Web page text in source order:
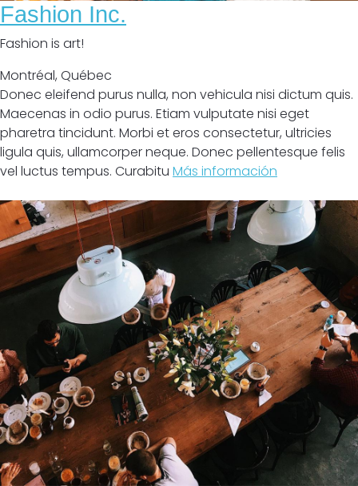
Fashion Inc.
Fashion is art!
Montréal, Québec
Donec eleifend purus nulla, non vehicula nisi dictum quis.
Maecenas in odio purus. Etiam vulputate nisi eget
pharetra tincidunt. Morbi et eros consectetur, ultricies
ligula quis, ullamcorper neque. Donec pellentesque felis
vel luctus tempus. Curabitu Más información